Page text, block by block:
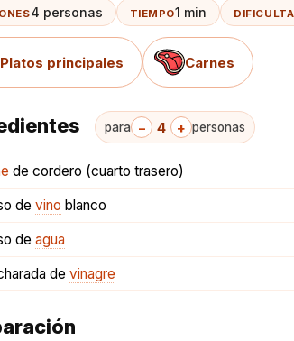
4 personas TIEMPO1 min
Platos principales Carnes
para − 4 + personas
de cordero (cuarto trasero)
de vino blanco
de agua
de vinagre